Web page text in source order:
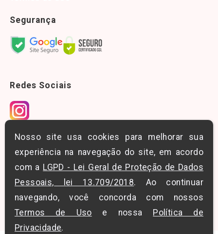
Segurança
Redes Sociais
Downloads
Conheça nosso blog
Blog LT Solution
Nosso site usa cookies para melhorar sua
experiência na navegação do site, em acordo
com a LGPD - Lei Geral de Proteção de Dados
Pessoais, lei 13.709/2018. Ao continuar
navegando, você concorda com nossos
Termos de Uso e nossa Política de
Privacidade.